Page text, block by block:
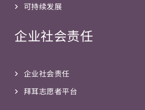
可持续发展
企业社会责任
企业社会责任
拜耳志愿者平台